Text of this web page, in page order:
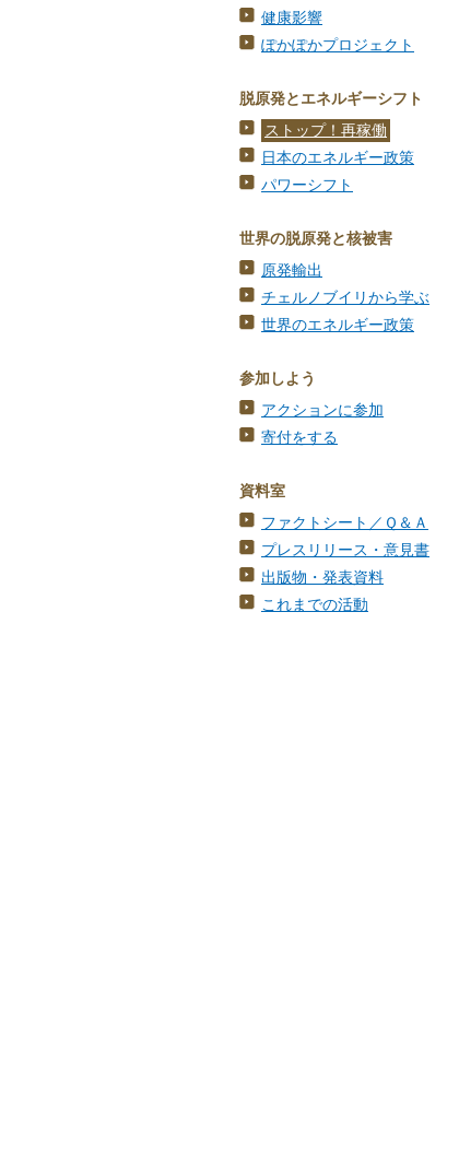
健康影響
ぽかぽかプロジェクト
脱原発とエネルギーシフト
ストップ！再稼働
日本のエネルギー政策
パワーシフト
世界の脱原発と核被害
原発輸出
チェルノブイリから学ぶ
世界のエネルギー政策
参加しよう
アクションに参加
寄付をする
資料室
ファクトシート／Ｑ＆Ａ
プレスリリース・意見書
出版物・発表資料
これまでの活動